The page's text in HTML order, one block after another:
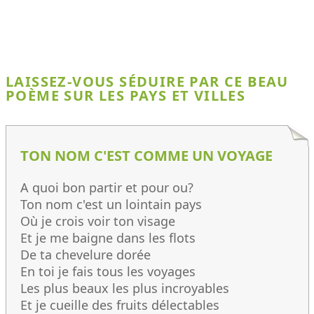
LAISSEZ-VOUS SÉDUIRE PAR CE BEAU
POÈME SUR LES PAYS ET VILLES
TON NOM C'EST COMME UN VOYAGE
A quoi bon partir et pour ou?
Ton nom c'est un lointain pays
Où je crois voir ton visage
Et je me baigne dans les flots
De ta chevelure dorée
En toi je fais tous les voyages
Les plus beaux les plus incroyables
Et je cueille des fruits délectables